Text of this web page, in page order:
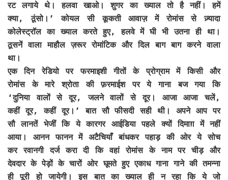
रट लगाये थे। हलवा खाओ। शुगर का ख्याल तो है नहीं। हमें
क्या, ठूंसो।’ कोयल सी कूकती आवाज़ में रोमांस से ज़्यादा
कोलेस्ट्रॉल का ख्याल करते हुए, हलवे में घी भी उतना ही था।
ठूसनें वाला माहौल ज़रूर रोमांटिक और दिल बाग बाग करने वाला
था।
एक दिन रेडियो पर फरमाइशी गीतों के प्रोग्राम में किसी और
रोमांस के मारे श्रोता की फ़रमाईश पर ये गाना बज गया कि
‘दुनिया वालों से दूर, जलने वालों से दूर। आजा आजा चलें,
कहीं दूर, कहीं दूर।’ बात सौ फीसदी सही थी। अपने आप पर
सौ लानतें भेजीं कि ये कारगर आईडिया पहले क्यों दिमाग़ में नहीं
आया। आनन फानन में अटैचियाँ बांधकर पहाड़ की ओर ये सोच
कर रवानगी दर्ज करा दी कि वहां रोमांस के नाम पर चीड़ और
देवदार के पेड़ों के चारों ओर घूमते हुए एकाध गाना गाने की तमन्ना
ही पूरी हो जायेगी। इस बात का ख्याल ही न रहा कि ये जो